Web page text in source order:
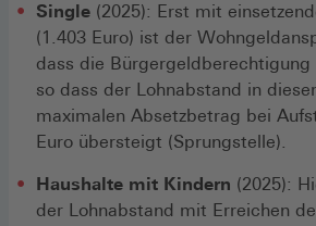
Single (2025): Erst mit
(1.403 Euro) ist der
dass die
so dass der Lohnabstand in
maximalen Absetzbetrag bei
Euro übersteigt (Sprungstelle).
Haushalte mit Kindern (2025):
der Lohnabstand mit Erreichen